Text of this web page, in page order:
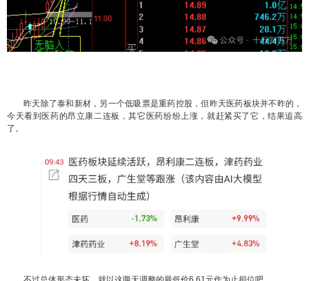
昨天除了泰和新材，另一个低吸票是重药控股，但昨天医药板块并不昨的，
今天看到医药的昂立康二连板，其它医药纷纷上涨，就赶紧买了它，结果追高
了。